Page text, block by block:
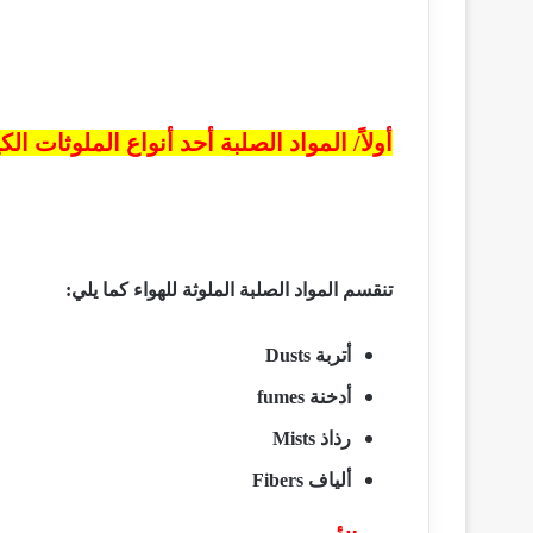
أولاً/ المواد الصلبة أحد أنواع الملوثات
تنقسم المواد الصلبة الملوثة للهواء كما يلي:
أتربة Dusts
أدخنة fumes
رذاذ Mists
ألياف Fibers